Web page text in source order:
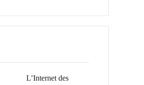
L’Internet des